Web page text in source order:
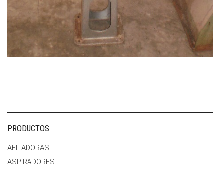
PRODUCTOS
AFILADORAS
ASPIRADORES